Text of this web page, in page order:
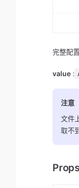
完整配
value :
注意
文件
取不